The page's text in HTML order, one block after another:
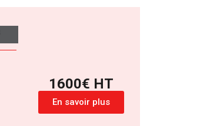
1600€ HT
En savoir plus